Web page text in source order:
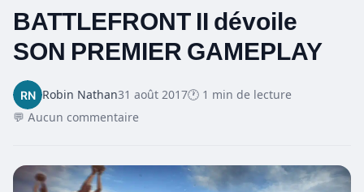
BATTLEFRONT II dévoile
SON PREMIER GAMEPLAY
Robin Nathan31 août 2017🕐 1 min de lecture
💬 Aucun commentaire